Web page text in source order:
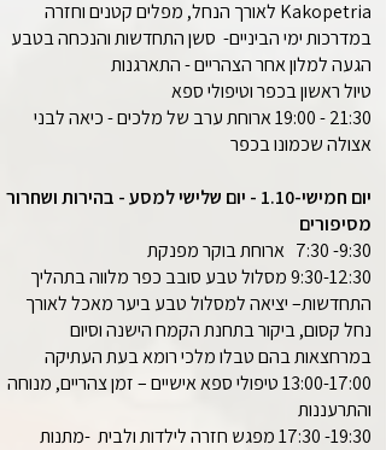
Kakopetria לאורך הנחל, מפלים קטנים וחזרה
במדרכות ימי הביניים- סשן התחדשות והנכחה בטבע
הגעה למלון אחר הצהריים - התארגנות
טיול ראשון בכפר וטיפולי ספא
21:30 - 19:00 ארוחת ערב של מלכים - כיאה לבני
אצולה שכמונו בכפר
יום חמישי-1.10 - יום שלישי למסע - בהירות ושחרור
מסיפורים
9:30- 7:30 ארוחת בוקר מפנקת
9:30-12:30 מסלול טבע סובב כפר מלווה בתהליך
התחדשות– יציאה למסלול טבע ביער מאכל לאורך
נחל קסום, ביקור בתחנת הקמח הישנה וסיום
במרחצאות בהם טבלו מלכי רומא בעת העתיקה
13:00-17:00 טיפולי ספא אישיים – זמן צהריים, מנוחה
והתרעננות
19:30- 17:30 מפגש חזרה לילדות ולבית -מתנות